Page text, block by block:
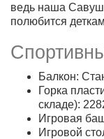
ведь наша
полюбится
Балкон:
Горка
складе):
Игровая
Игровой